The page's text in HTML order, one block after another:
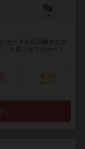
カードを読み解きなが
１箱で全てのカード
り
55
持ってる
い